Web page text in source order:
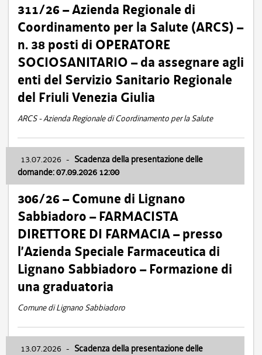
311/26 – Azienda Regionale di
Coordinamento per la Salute (ARCS) –
n. 38 posti di OPERATORE
SOCIOSANITARIO – da assegnare agli
enti del Servizio Sanitario Regionale
del Friuli Venezia Giulia
ARCS - Azienda Regionale di Coordinamento per la Salute
13.07.2026 - Scadenza della presentazione delle
domande: 07.09.2026 12:00
306/26 – Comune di Lignano
Sabbiadoro – FARMACISTA
DIRETTORE DI FARMACIA – presso
l’Azienda Speciale Farmaceutica di
Lignano Sabbiadoro – Formazione di
una graduatoria
Comune di Lignano Sabbiadoro
13.07.2026 - Scadenza della presentazione delle